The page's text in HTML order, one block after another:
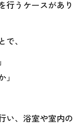
行うケースがあり
、
い、浴室や室内の